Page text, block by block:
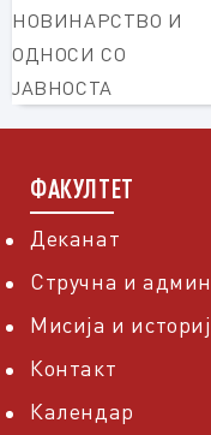
НОВИНАРСТВО И
ОДНОСИ СО
ЈАВНОСТА
ФАКУЛТЕТ
Деканат
Стручна и
Мисија и
Контакт
Календар